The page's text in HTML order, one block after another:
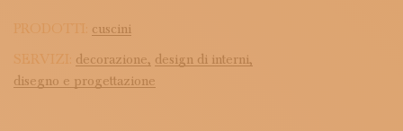
PRODOTTI: cuscini
SERVIZI: decorazione, design di interni,
disegno e progettazione